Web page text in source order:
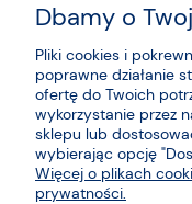
Dbamy o
Pliki cookies i
poprawne działanie
ofertę do Twoich
wykorzystanie przez
sklepu lub
wybierając opcję
Więcej o plikach
prywatności.